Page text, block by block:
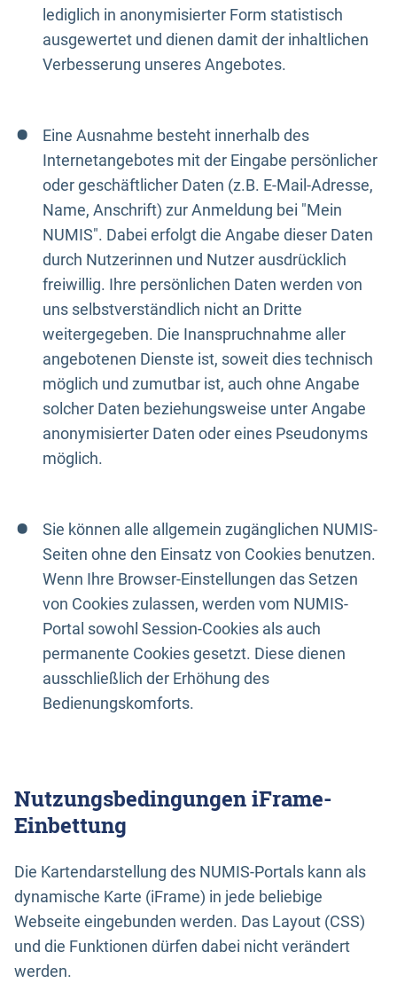
lediglich in anonymisierter Form statistisch
ausgewertet und dienen damit der inhaltlichen
Verbesserung unseres Angebotes.
Eine Ausnahme besteht innerhalb des
Internetangebotes mit der Eingabe persönlicher
oder geschäftlicher Daten (z.B. E-Mail-Adresse,
Name, Anschrift) zur Anmeldung bei "Mein
NUMIS". Dabei erfolgt die Angabe dieser Daten
durch Nutzerinnen und Nutzer ausdrücklich
freiwillig. Ihre persönlichen Daten werden von
uns selbstverständlich nicht an Dritte
weitergegeben. Die Inanspruchnahme aller
angebotenen Dienste ist, soweit dies technisch
möglich und zumutbar ist, auch ohne Angabe
solcher Daten beziehungsweise unter Angabe
anonymisierter Daten oder eines Pseudonyms
möglich.
Sie können alle allgemein zugänglichen NUMIS-
Seiten ohne den Einsatz von Cookies benutzen.
Wenn Ihre Browser-Einstellungen das Setzen
von Cookies zulassen, werden vom NUMIS-
Portal sowohl Session-Cookies als auch
permanente Cookies gesetzt. Diese dienen
ausschließlich der Erhöhung des
Bedienungskomforts.
Nutzungsbedingungen iFrame-
Einbettung
Die Kartendarstellung des NUMIS-Portals kann als
dynamische Karte (iFrame) in jede beliebige
Webseite eingebunden werden. Das Layout (CSS)
und die Funktionen dürfen dabei nicht verändert
werden.